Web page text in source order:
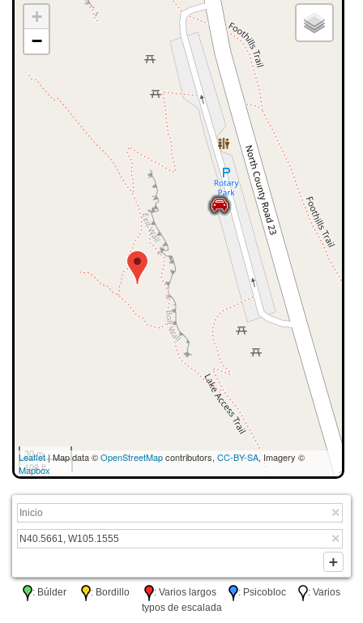
+
−
30 m
100 ft
Leaflet| Map data ©OpenStreetMapcontributors, CC-BY-SA, Imagery ©
Mapbox
: Búlder : Bordillo : Varios largos : Psicobloc
: Varios
typos de escalada